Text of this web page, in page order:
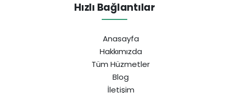
Hızlı Bağlantılar
Anasayfa
Hakkımızda
Tüm Hüzmetler
Blog
İletişim